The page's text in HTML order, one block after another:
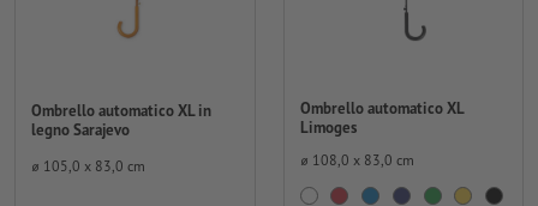
Ombrello automatico XL in
legno Sarajevo
⌀ 105,0 x 83,0 cm
Ombrello automatico XL
Limoges
⌀ 108,0 x 83,0 cm